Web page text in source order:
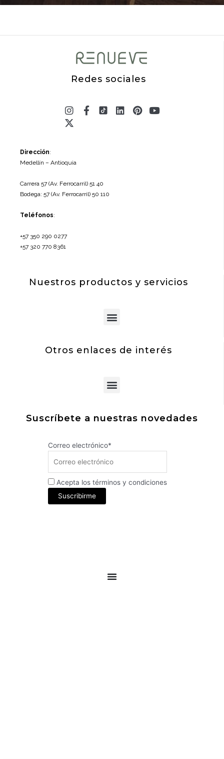
Redes sociales
Instagram
Facebook-
f
Linkedin
Pinterest
Youtube
X-
twitter
Dirección:
Medellín – Antioquia
Carrera 57 (Av. Ferrocarril) 51 40
Bodega: 57 (Av. Ferrocarril) 50 110
Teléfonos:
+57 350 290 0277
+57 320 770 8361
Nuestros productos y servicios
Menu
Otros enlaces de interés
Menu
Suscríbete a nuestras novedades
Correo electrónico*
Acepta los términos y condiciones